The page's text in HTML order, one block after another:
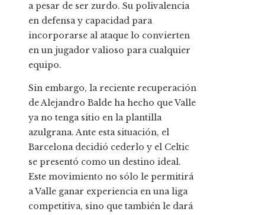
a pesar de ser zurdo. Su polivalencia
en defensa y capacidad para
incorporarse al ataque lo convierten
en un jugador valioso para cualquier
equipo.
Sin embargo, la reciente recuperación
de Alejandro Balde ha hecho que Valle
ya no tenga sitio en la plantilla
azulgrana. Ante esta situación, el
Barcelona decidió cederlo y el Celtic
se presentó como un destino ideal.
Este movimiento no sólo le permitirá
a Valle ganar experiencia en una liga
competitiva, sino que también le dará